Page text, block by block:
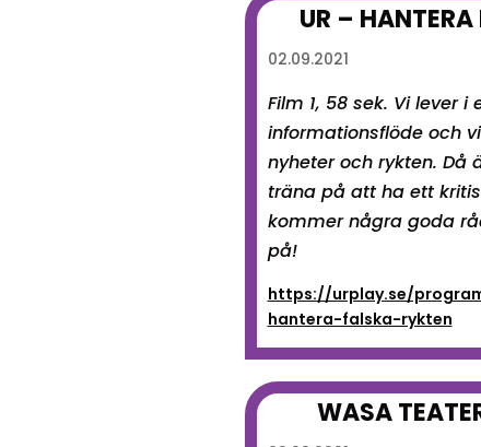
UR – HANTERA
02.09.2021
Film 1, 58 sek. Vi lever
informationsflöde och
nyheter och rykten. Då
träna på att ha ett
kommer några goda
på!
https://urplay.se/
hantera-falska-rykten
WASA